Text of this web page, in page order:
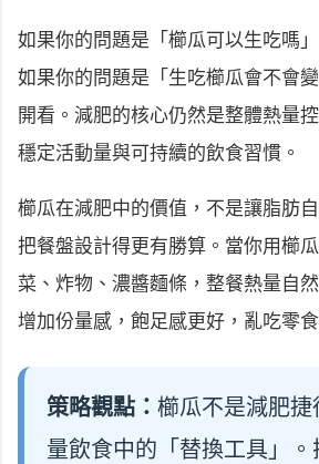
如果你的問題是「櫛瓜可以生吃嗎
如果你的問題是「生吃櫛瓜會不會
開看。減肥的核心仍然是整體熱量
穩定活動量與可持續的飲食習慣。
櫛瓜在減肥中的價值，不是讓脂肪
把餐盤設計得更有勝算。當你用櫛
菜、炸物、濃醬麵條，整餐熱量自
增加份量感，飽足感更好，亂吃零
策略觀點： 櫛瓜不是減肥
量飲食中的「替換工具」